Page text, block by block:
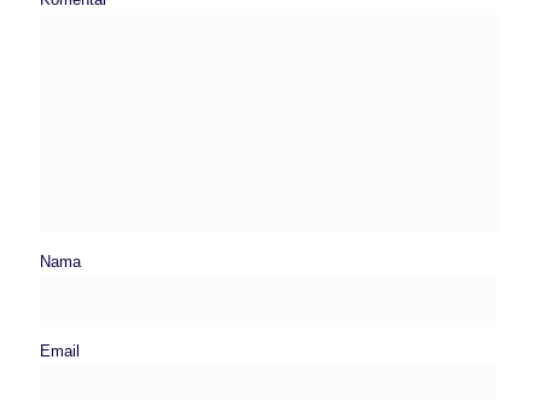
Nama
Email